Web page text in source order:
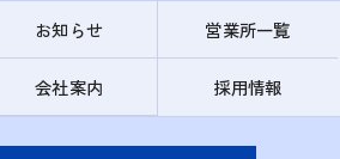
お知らせ 営業所一覧
会社案内 採用情報